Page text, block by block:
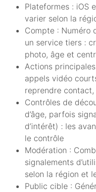
Plateformes : iOS
varier selon la
Compte : Numéro
un service tiers :
photo, âge et
Actions
appels vidéo
reprendre
Contrôles de
d’âge, parfois
d’intérêt) : les
le contrôle
Modération :
signalements
selon la région et
Public cible :